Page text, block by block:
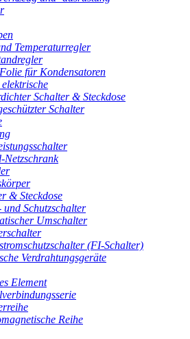
Temperaturregler
für Kondensatoren
elektrische
Schalter & Steckdose
Schalter
Netzschrank
& Steckdose
und Schutzschalter
Umschalter
(FI-Schalter)
Verdrahtungsgeräte
Element
Reihe